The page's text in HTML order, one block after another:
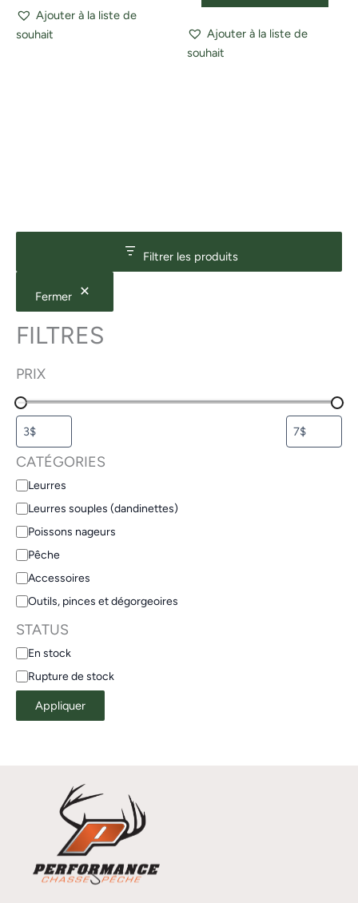
Filtrer les produits
Fermer
FILTRES
PRIX
CATÉGORIES
Leurres
Leurres souples (dandinettes)
Poissons nageurs
Pêche
Accessoires
Outils, pinces et dégorgeoires
STATUS
En stock
Rupture de stock
Appliquer
Ajouter à la liste de
souhait
Ajouter à la liste de
souhait